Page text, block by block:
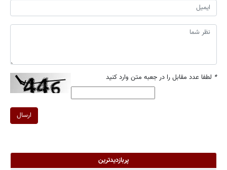
* لطفا عدد مقابل را در جعبه متن وارد کنید
ارسال
پربازدیدترین